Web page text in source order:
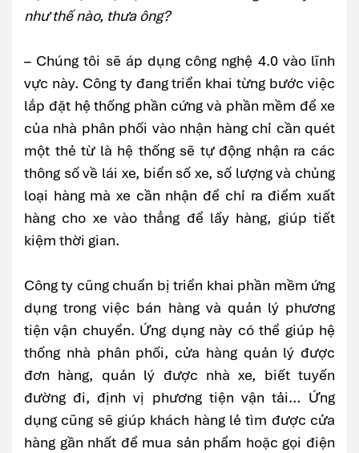
như thế nào, thưa ông?
– Chúng tôi sẽ áp dụng công nghệ 4.0 vào lĩnh
vực này. Công ty đang triển khai từng bước việc
lắp đặt hệ thống phần cứng và phần mềm để xe
của nhà phân phối vào nhận hàng chỉ cần quét
một thẻ từ là hệ thống sẽ tự động nhận ra các
thông số về lái xe, biển số xe, số lượng và chủng
loại hàng mà xe cần nhận để chỉ ra điểm xuất
hàng cho xe vào thẳng để lấy hàng, giúp tiết
kiệm thời gian.
Công ty cũng chuẩn bị triển khai phần mềm ứng
dụng trong việc bán hàng và quản lý phương
tiện vận chuyển. Ứng dụng này có thể giúp hệ
thống nhà phân phối, cửa hàng quản lý được
đơn hàng, quản lý được nhà xe, biết tuyến
đường đi, định vị phương tiện vận tải… Ứng
dụng cũng sẽ giúp khách hàng lẻ tìm được cửa
hàng gần nhất để mua sản phẩm hoặc gọi điện